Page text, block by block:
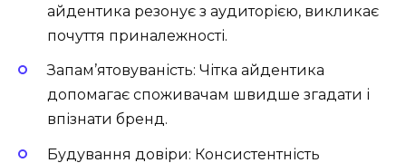
айдентика резонує з аудиторією, викликає
почуття приналежності.
Запам’ятовуваність: Чітка айдентика
допомагає споживачам швидше згадати і
впізнати бренд.
Будування довіри: Консистентність